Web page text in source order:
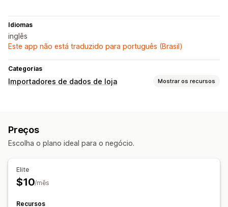
Idiomas
inglês
Este app não está traduzido para português (Brasil)
Categorias
Importadores de dados de loja Mostrar os recursos
Preços
Escolha o plano ideal para o negócio.
Elite
$10/mês
Recursos